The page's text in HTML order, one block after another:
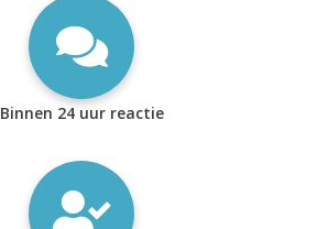
Binnen 24 uur reactie